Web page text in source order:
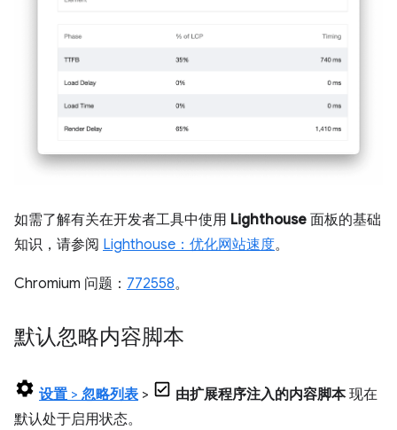
如需了解有关在开发者工具中使用 Lighthouse 面板的基础
知识，请参阅 Lighthouse：优化网站速度。
Chromium 问题： 772558。
默认忽略内容脚本
设置 > 忽略列表 > 由扩展程序注入的内容脚本现在
默认处于启用状态。